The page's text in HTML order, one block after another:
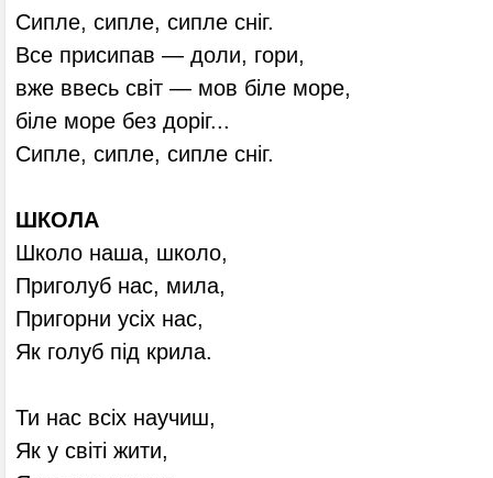
Сипле, сипле, сипле сніг.
Все присипав — доли, гори,
вже ввесь світ — мов біле море,
біле море без доріг...
Сипле, сипле, сипле сніг.
ШКОЛА
Школо наша, школо,
Приголуб нас, мила,
Пригорни усіх нас,
Як голуб під крила.
Ти нас всіх научиш,
Як у світі жити,